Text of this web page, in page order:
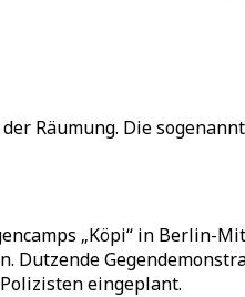
Räumung. Die
„Köpi“ in Berlin-
Dutzende
eingeplant.